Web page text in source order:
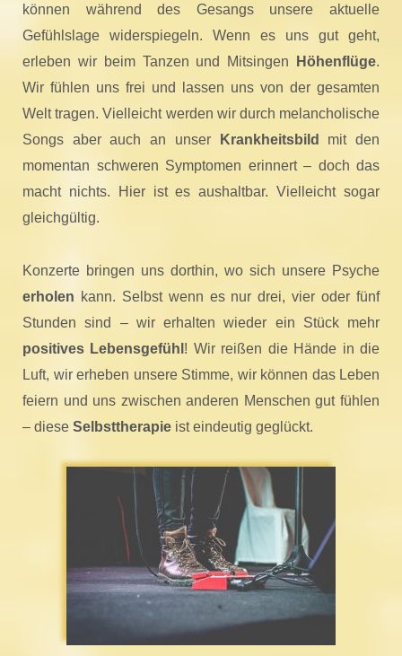
können während des Gesangs unsere aktuelle
Gefühlslage widerspiegeln. Wenn es uns gut geht,
erleben wir beim Tanzen und Mitsingen
Höhenflüge.
Wir fühlen uns frei und lassen uns von der gesamten
Welt tragen. Vielleicht werden wir durch melancholische
Songs aber auch an unser
Krankheitsbild
mit den
momentan schweren Symptomen erinnert – doch das
macht nichts. Hier ist es aushaltbar. Vielleicht sogar
gleichgültig.
Konzerte bringen uns dorthin, wo sich unsere Psyche
erholen kann. Selbst wenn es nur drei, vier oder fünf
Stunden sind – wir erhalten wieder ein Stück mehr
positives Lebensgefühl ! Wir reißen die Hände in die
Luft, wir erheben unsere Stimme, wir können das Leben
feiern und uns zwischen anderen Menschen gut fühlen
– diese Selbsttherapie ist eindeutig geglückt.